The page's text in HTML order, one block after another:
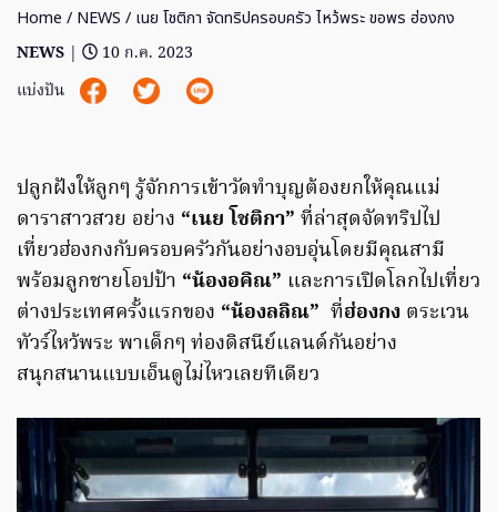
Home / NEWS / เนย โชติกา จัดทริปครอบครัว ไหว้พระ ขอพร ฮ่องกง
NEWS |
10 ก.ค. 2023
แบ่งปัน
ปลูกฝังให้ลูกๆ รู้จักการเข้าวัดทำบุญต้องยกให้คุณแม่
ดาราสาวสวย อย่าง “เนย โชติกา” ที่ล่าสุดจัดทริปไป
เที่ยวฮ่องกงกับครอบครัวกันอย่างอบอุ่นโดยมีคุณสามี
พร้อมลูกชายโอปป้า “น้องอคิณ” และการเปิดโลกไปเที่ยว
ต่างประเทศครั้งแรกของ “น้องลลิณ” ที่ฮ่องกง ตระเวน
ทัวร์ไหว้พระ พาเด็กๆ ท่องดิสนีย์แลนด์กันอย่าง
สนุกสนานแบบเอ็นดูไม่ไหวเลยทีเดียว